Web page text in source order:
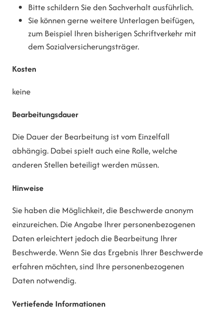
Bitte schildern Sie den Sachverhalt ausführlich.
Sie können gerne weitere Unterlagen beifügen,
zum Beispiel Ihren bisherigen Schriftverkehr mit
dem Sozialversicherungsträger.
Kosten
keine
Bearbeitungsdauer
Die Dauer der Bearbeitung ist vom Einzelfall
abhängig. Dabei spielt auch eine Rolle, welche
anderen Stellen beteiligt werden müssen.
Hinweise
Sie haben die Möglichkeit, die Beschwerde anonym
einzureichen. Die Angabe Ihrer personenbezogenen
Daten erleichtert jedoch die Bearbeitung Ihrer
Beschwerde. Wenn Sie das Ergebnis Ihrer Beschwerde
erfahren möchten, sind Ihre personenbezogenen
Daten notwendig.
Vertiefende Informationen